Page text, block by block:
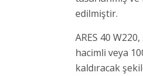
edilmiştir.
ARES 40 W220,
hacimli veya
kaldıracak